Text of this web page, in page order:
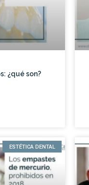
¿qué son?
ESTÉTICA DENTAL